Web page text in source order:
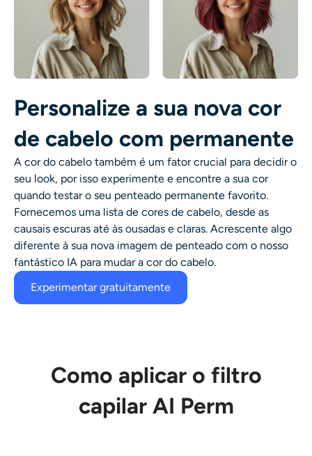
Personalize a sua nova cor
de cabelo com permanente
A cor do cabelo também é um fator crucial para decidir o
seu look, por isso experimente e encontre a sua cor
quando testar o seu penteado permanente favorito.
Fornecemos uma lista de cores de cabelo, desde as
causais escuras até às ousadas e claras. Acrescente algo
diferente à sua nova imagem de penteado com o nosso
fantástico IA para mudar a cor do cabelo.
Experimentar gratuitamente
Como aplicar o filtro
capilar AI Perm